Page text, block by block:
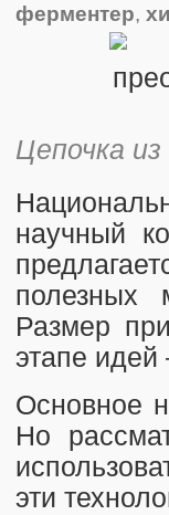
ферментер,
Цепочка
научный
полезных
Размер
этапе
Основное
Но
эти